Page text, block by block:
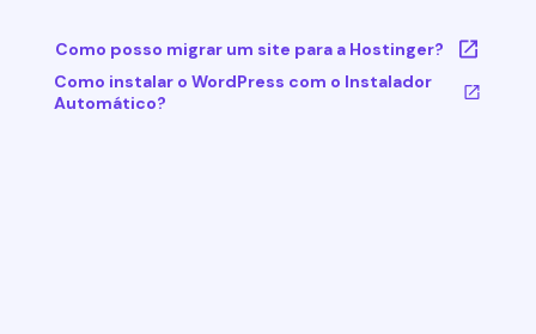
Como posso migrar um site para a Hostinger?
Como instalar o WordPress com o Instalador
Automático?